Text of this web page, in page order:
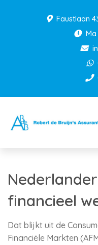
Faustlaan
financieel
Dat blijkt uit de
Financiële Markten